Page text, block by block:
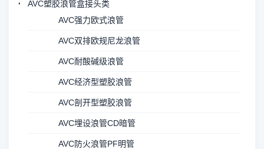
AVC塑胶浪管盒接头类
AVC强力欧式浪管
AVC双排欧规尼龙浪管
AVC耐酸碱级浪管
AVC经济型塑胶浪管
AVC剖开型塑胶浪管
AVC埋设浪管CD暗管
AVC防火浪管PF明管